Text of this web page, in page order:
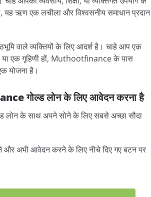
यह ऋण एक लचीला और विश्वसनीय समाधान प्रदान
वाले व्यक्तियों के लिए आदर्श है। चाहे आप एक
या एक गृहिणी हों, Muthootfinance के पास
योजना है।
गोल्ड लोन के लिए आवेदन करना है
के साथ अपने सोने के लिए सबसे अच्छा सौदा
और अभी आवेदन करने के लिए नीचे दिए गए बटन पर